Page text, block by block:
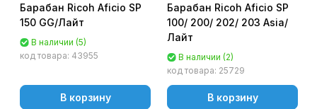
Барабан Ricoh Aficio SP
150 GG/Лайт
В наличии (5)
код товара: 43955
В корзину
Барабан Ricoh Aficio SP
100/ 200/ 202/ 203 Asia/
Лайт
В наличии (2)
код товара: 25729
В корзину